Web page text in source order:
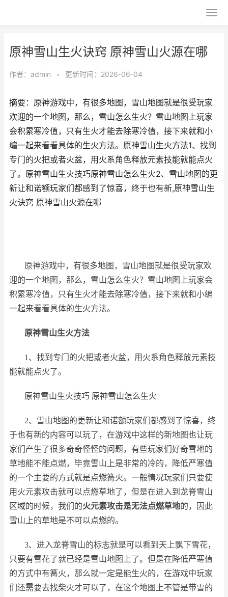
原神雪山生火诀窍 原神雪山火源在哪
作者： admin • 更新时间：2026-06-04
摘要：原神游戏中，有很多地图，雪山地图就是很受玩家
欢迎的一个地图，那么，雪山怎么生火？雪山地图上玩家
会积累寒冷值，只有生火才能去除寒冷值，接下来就和小
编一起来看看具体的生火方法。原神雪山生火方法1、找到
专门的火把或者火盆，用火系角色释放元素技能就能点火
了。原神雪山生火技巧原神雪山怎么生火2、雪山地图的更
新让和诺额玩家们都感到了惊喜，终于也有新,原神雪山生
火诀窍 原神雪山火源在哪
原神游戏中，有很多地图，雪山地图就是很受玩家欢
迎的一个地图，那么，雪山怎么生火？雪山地图上玩家会
积累寒冷值，只有生火才能去除寒冷值，接下来就和小编
一起来看看具体的生火方法。
原神雪山生火方法
1、找到专门的火把或者火盆，用火系角色释放元素技
能就能点火了。
原神雪山生火技巧 原神雪山怎么生火
2、雪山地图的更新让和诺额玩家们都感到了惊喜，终
于也有新的内容可以玩了，在游戏中这样的新地图也让玩
家们产生了很多奇奇怪怪的问题，有些玩家们好奇雪地的
草地能不能点燃，毕竟雪山上是非常的冷的，降低严寒值
的一个主要的方式就是点燃篝火。一般情况玩家们只要使
用火元素攻击就可以点燃草地了，但是在进入到龙脊雪山
区域的时候，我们的火元素攻击是无法点燃草地的，因此
雪山上的草地是不可以点燃的。
3、进入龙脊雪山的标志就是可以看到天上飘下雪花，
只要有雪花了就已经是雪山地图上了。但是在降低严寒值
的方式中有篝火，那么就一定是能生火的，在游戏中玩家
们还需要去找柴火才可以了，在这个地图上不管是带雪的